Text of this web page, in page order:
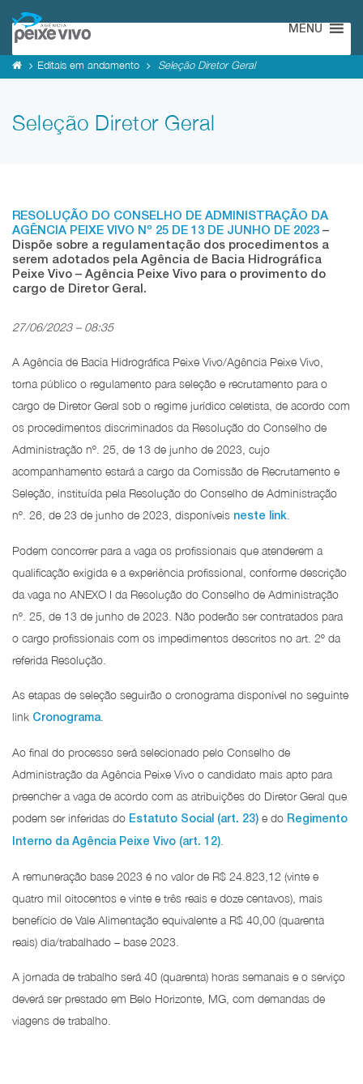
MENU
Editais em andamento Seleção Diretor Geral
Seleção Diretor Geral
RESOLUÇÃO DO CONSELHO DE ADMINISTRAÇÃO DA
AGÊNCIA PEIXE VIVO Nº 25 DE 13 DE JUNHO DE 2023 –
Dispõe sobre a regulamentação dos procedimentos a
serem adotados pela Agência de Bacia Hidrográfica
Peixe Vivo – Agência Peixe Vivo para o provimento do
cargo de Diretor Geral.
27/06/2023 – 08:35
A Agência de Bacia Hidrográfica Peixe Vivo/Agência Peixe Vivo,
torna público o regulamento para seleção e recrutamento para o
cargo de Diretor Geral sob o regime jurídico celetista, de acordo com
os procedimentos discriminados da Resolução do Conselho de
Administração nº. 25, de 13 de junho de 2023, cujo
acompanhamento estará a cargo da Comissão de Recrutamento e
Seleção, instituída pela Resolução do Conselho de Administração
nº. 26, de 23 de junho de 2023, disponíveis neste link
Podem concorrer para a vaga os profissionais que atenderem a
qualificação exigida e a experiência profissional, conforme descrição
da vaga no ANEXO I da Resolução do Conselho de Administração
nº. 25, de 13 de junho de 2023. Não poderão ser contratados para
o cargo profissionais com os impedimentos descritos no art. 2º da
referida Resolução.
As etapas de seleção seguirão o cronograma disponível no seguinte
link Cronograma.
Ao final do processo será selecionado pelo Conselho de
Administração da Agência Peixe Vivo o candidato mais apto para
preencher a vaga de acordo com as atribuições do Diretor Geral que
podem ser inferidas do Estatuto Social (art. 23) e do Regimento
Interno da Agência Peixe Vivo (art. 12)
A remuneração base 2023 é no valor de R$ 24.823,12 (vinte e
quatro mil oitocentos e vinte e três reais e doze centavos), mais
benefício de Vale Alimentação equivalente a R$ 40,00 (quarenta
reais) dia/trabalhado – base 2023.
A jornada de trabalho será 40 (quarenta) horas semanais e o serviço
deverá ser prestado em Belo Horizonte, MG, com demandas de
viagens de trabalho.